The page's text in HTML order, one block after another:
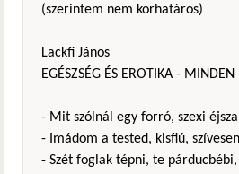
(szerintem nem korhatáros)
Lackfi János
EGÉSZSÉG ÉS EROTIKA -
- Mit szólnál egy forró, szexi
- Imádom a tested, kisfiú,
- Szét foglak tépni, te